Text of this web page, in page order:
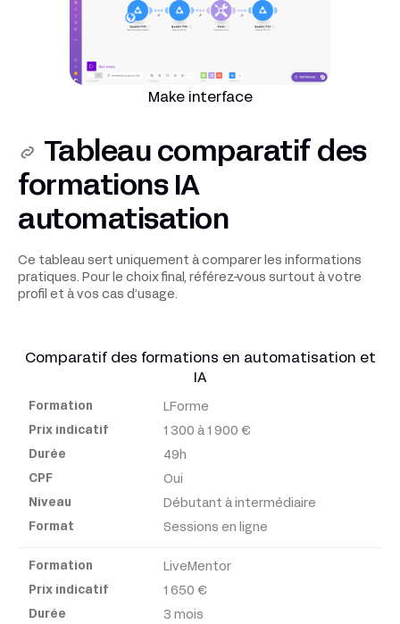
Make interface
Tableau comparatif des
formations IA
automatisation
Ce tableau sert uniquement à comparer les informations
pratiques. Pour le choix final, référez-vous surtout à votre
profil et à vos cas d’usage.
Comparatif des formations en automatisation et
IA
Formation
Prix
indicatif
Durée
LForme
1 300 à 1 900 €
49h
Oui
Débutant à intermédiaire
Sessions en ligne
LiveMentor
1 650 €
3 mois